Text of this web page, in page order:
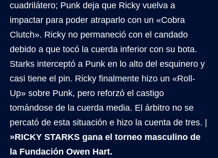
cuadrilátero; Punk deja que Ricky vuelva a
impactar para poder atraparlo con un «Cobra
Clutch». Ricky no permaneció con el candado
debido a que tocó la cuerda inferior con su bota.
Starks interceptó a Punk en lo alto del esquinero y
casi tiene el pin. Ricky finalmente hizo un «Roll-
Up» sobre Punk, pero reforzó el castigo
tomándose de la cuerda media. El árbitro no se
percató de esta situación e hizo la cuenta de tres. |
»RICKY STARKS gana el torneo masculino de
la Fundación Owen Hart.